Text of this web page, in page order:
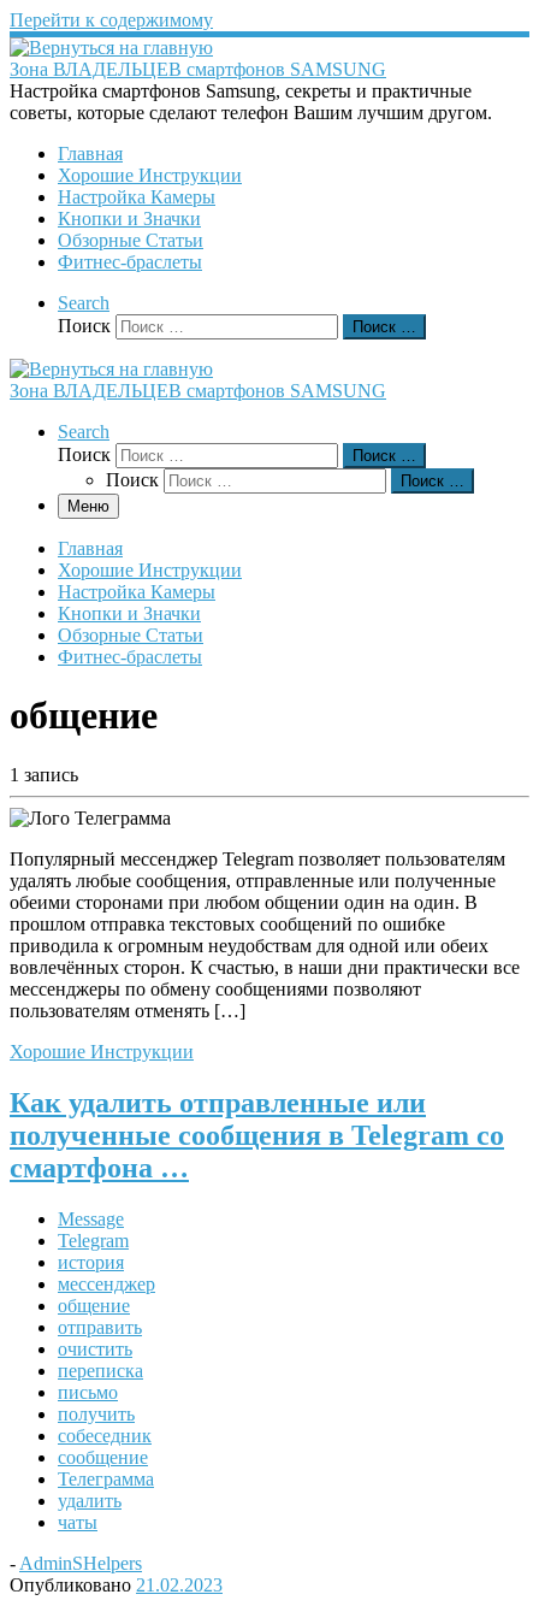
Перейти к содержимому
Зона ВЛАДЕЛЬЦЕВ смартфонов SAMSUNG
Настройка смартфонов Samsung, секреты и практичные
советы, которые сделают телефон Вашим лучшим другом.
Главная
Хорошие Инструкции
Настройка Камеры
Кнопки и Значки
Обзорные Статьи
Фитнес-браслеты
Search
Поиск
Поиск …
Зона ВЛАДЕЛЬЦЕВ смартфонов SAMSUNG
Search
Поиск
Поиск …
Поиск
Поиск …
Меню
Главная
Хорошие Инструкции
Настройка Камеры
Кнопки и Значки
Обзорные Статьи
Фитнес-браслеты
общение
1 запись
Популярный мессенджер Telegram позволяет пользователям
удалять любые сообщения, отправленные или полученные
обеими сторонами при любом общении один на один. В
прошлом отправка текстовых сообщений по ошибке
приводила к огромным неудобствам для одной или обеих
вовлечённых сторон. К счастью, в наши дни практически все
мессенджеры по обмену сообщениями позволяют
пользователям отменять […]
Хорошие Инструкции
Как удалить отправленные или
полученные сообщения в Telegram со
смартфона …
Message
Telegram
история
мессенджер
общение
отправить
очистить
переписка
письмо
получить
собеседник
сообщение
Телеграмма
удалить
чаты
- AdminSHelpers
Опубликовано 21.02.2023